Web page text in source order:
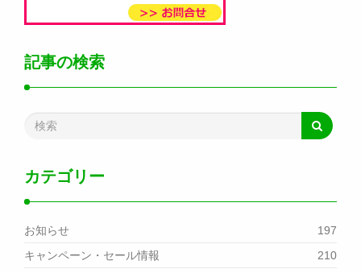
記事の検索
カテゴリー
お知らせ
197
キャンペーン・セール情報
210